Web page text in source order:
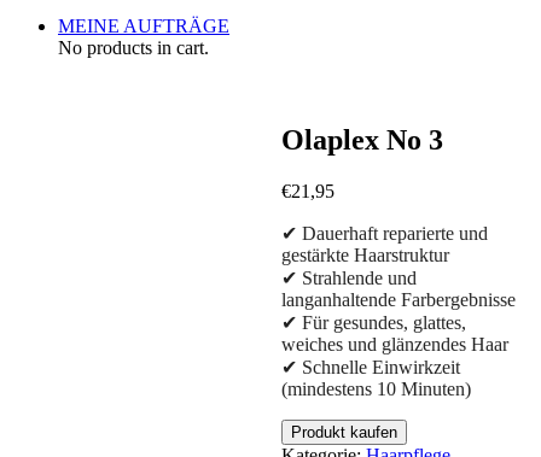
MEINE AUFTRÄGE
No products in cart.
Olaplex No 3
€21,95
✔ Dauerhaft reparierte und
gestärkte Haarstruktur
✔ Strahlende und
langanhaltende Farbergebnisse
✔ Für gesundes, glattes,
weiches und glänzendes Haar
✔ Schnelle Einwirkzeit
(mindestens 10 Minuten)
Produkt kaufen